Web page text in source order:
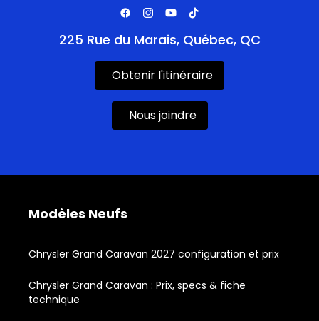
225 Rue du Marais, Québec, QC
Obtenir l'itinéraire
Nous joindre
Modèles Neufs
Chrysler Grand Caravan 2027 configuration et prix
Chrysler Grand Caravan : Prix, specs & fiche
technique